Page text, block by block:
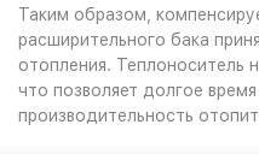
Таким образом,
расширительного бака
отопления. Теплоноситель
что позволяет долгое
производительность